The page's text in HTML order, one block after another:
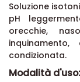
Soluzione
pH
orecchie,
condizionata.
Modalità d'uso: